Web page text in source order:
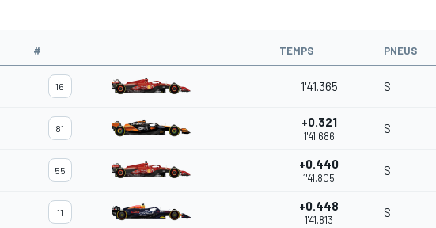
# TEMPS PNEUS
16 1'41.365 S
81 +0.321
1'41.686
S
55 +0.440
1'41.805
S
11 +0.448
1'41.813
S